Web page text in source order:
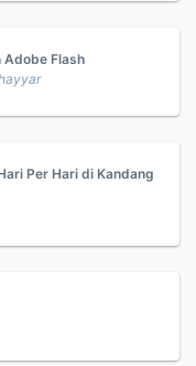
Adobe Flash
Per Hari di Kandang